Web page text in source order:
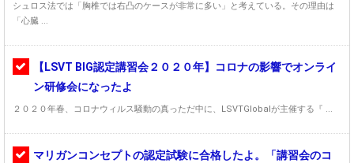
シュロス法では「胸椎では右凸のケースが非常に多い」と考えている。その理由は
「心臓 ...
【LSVT BIG認定講習会２０２０年】コロナの影響でオンライ
ン研修会になったよ
２０２０年春、コロナウィルス騒動の真っただ中に、LSVTGlobalが主催する『 ...
マリガンコンセプトの認定試験に合格したよ。「講習会のコ